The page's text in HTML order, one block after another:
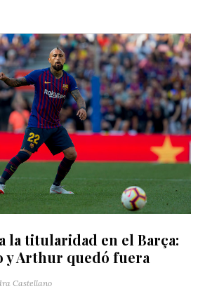
la titularidad en el Barça:
y Arthur quedó fuera
Castellano